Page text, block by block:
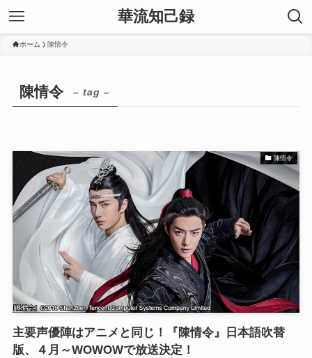
華流知己録
ホーム 陳情令
陳情令 – tag –
陳情令
主要声優陣はアニメと同じ！『陳情令』日本語吹替
版、４月～WOWOWで放送決定！